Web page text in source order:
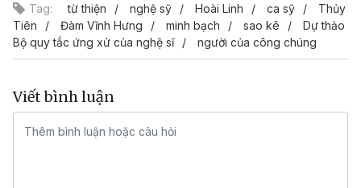
Tag: từ thiện nghệ sỹ Hoài Linh ca sỹ
Thủy
Tiên
Đàm Vĩnh Hưng minh bạch sao kê
Dự thảo
Bộ quy tắc ứng xử của nghệ sĩ
người của công chúng
Viết bình luận